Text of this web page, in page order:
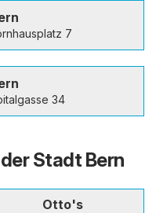
7
34
Stadt Bern
Otto's